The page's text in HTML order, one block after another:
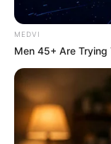
MEDVI
Men 45+ Are Trying